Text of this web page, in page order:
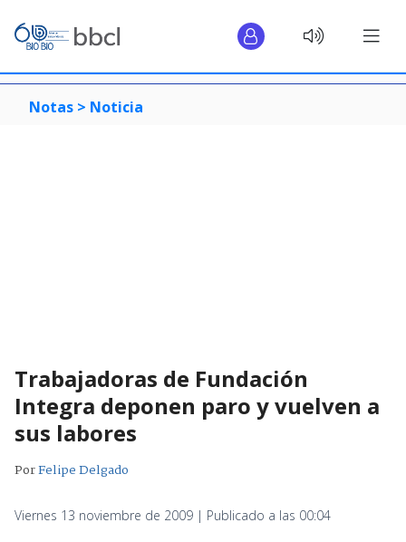
Notas > Noticia
Trabajadoras de Fundación
Integra deponen paro y vuelven a
sus labores
PorFelipe Delgado
Viernes 13 noviembre de 2009 | Publicado a las 00:04